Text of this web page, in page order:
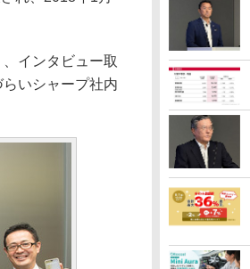
インタビュー取
いシャープ社内